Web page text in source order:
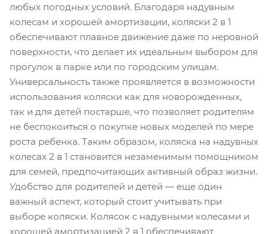
любых погодных условий. Благодаря надувным
колесам и хорошей амортизации, коляски 2 в 1
обеспечивают плавное движение даже по неровной
поверхности, что делает их идеальным выбором для
прогулок в парке или по городским улицам.
Универсальность также проявляется в возможности
использования коляски как для новорожденных,
так и для детей постарше, что позволяет родителям
не беспокоиться о покупке новых моделей по мере
роста ребенка. Таким образом, коляска на надувных
колесах 2 в 1 становится незаменимым помощником
для семей, предпочитающих активный образ жизни.
Удобство для родителей и детей — еще один
важный аспект, который стоит учитывать при
выборе коляски. Колясок с надувными колесами и
хорошей амортизацией 2 в 1 обеспечивают